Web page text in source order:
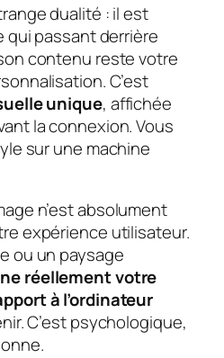
dualité : il est
qui passant derrière
contenu reste votre
C’est
unique, affichée
la connexion. Vous
sur une machine
n’est absolument
expérience utilisateur.
ou un paysage
réellement votre
à l’ordinateur
C’est psychologique,